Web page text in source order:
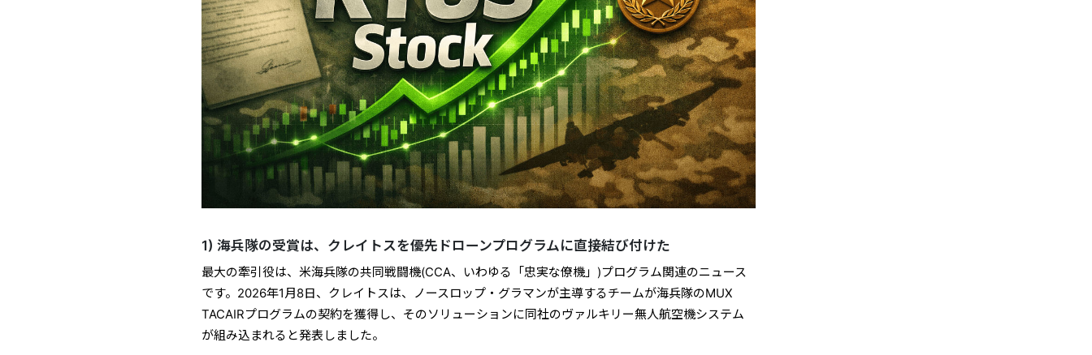
1) 海兵隊の受賞は、クレイトスを優先ドローンプログラムに直接結び付けた
最大の牽引役は、米海兵隊の共同戦闘機(CCA、いわゆる「忠実な僚機」)プログラム関連のニュース
です。2026年1月8日、クレイトスは、ノースロップ・グラマンが主導するチームが海兵隊のMUX
TACAIRプログラムの契約を獲得し、そのソリューションに同社のヴァルキリー無人航空機システム
が組み込まれると発表しました。